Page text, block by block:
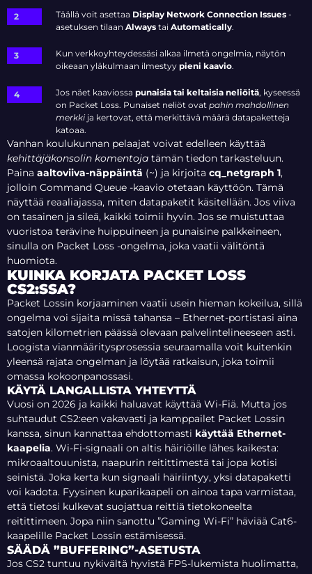
Täällä voit asettaa Display Network Connection Issues -
asetuksen tilaan Always tai Automatically.
Kun verkkoyhteydessäsi alkaa ilmetä ongelmia, näytön
oikeaan yläkulmaan ilmestyy pieni kaavio.
Jos näet kaaviossa punaisia tai keltaisia neliöitä, kyseessä
on Packet Loss. Punaiset neliöt ovat pahin mahdollinen
merkkija kertovat, että merkittävä määrä datapaketteja
katoaa.
Vanhan koulukunnan pelaajat voivat edelleen käyttää
kehittäjäkonsolin komentoja tämän tiedon tarkasteluun.
Paina aaltoviiva-näppäintä (~) ja kirjoita cq_netgraph 1,
jolloin Command Queue -kaavio otetaan käyttöön. Tämä
näyttää reaaliajassa, miten datapaketit käsitellään. Jos viiva
on tasainen ja sileä, kaikki toimii hyvin. Jos se muistuttaa
vuoristoa terävine huippuineen ja punaisine palkkeineen,
sinulla on Packet Loss -ongelma, joka vaatii välitöntä
huomiota.
KUINKA KORJATA PACKET LOSS
CS2:SSA?
Packet Lossin korjaaminen vaatii usein hieman kokeilua, sillä
ongelma voi sijaita missä tahansa – Ethernet-portistasi aina
satojen kilometrien päässä olevaan palvelintelineeseen asti.
Loogista vianmääritysprosessia seuraamalla voit kuitenkin
yleensä rajata ongelman ja löytää ratkaisun, joka toimii
omassa kokoonpanossasi.
KÄYTÄ LANGALLISTA YHTEYTTÄ
Vuosi on 2026 ja kaikki haluavat käyttää Wi-Fiä. Mutta jos
suhtaudut CS2:een vakavasti ja kamppailet Packet Lossin
kanssa, sinun kannattaa ehdottomasti käyttää Ethernet-
kaapelia. Wi-Fi-signaali on altis häiriöille lähes kaikesta:
mikroaaltouunista, naapurin reitittimestä tai jopa kotisi
seinistä. Joka kerta kun signaali häiriintyy, yksi datapaketti
voi kadota. Fyysinen kuparikaapeli on ainoa tapa varmistaa,
että tietosi kulkevat suojattua reittiä tietokoneelta
reitittimeen. Jopa niin sanottu ”Gaming Wi-Fi” häviää Cat6-
kaapelille Packet Lossin estämisessä.
SÄÄDÄ ”BUFFERING”-ASETUSTA
Jos CS2 tuntuu nykivältä hyvistä FPS-lukemista huolimatta,